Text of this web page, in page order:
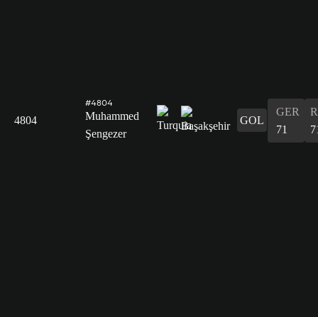
4804
#4804
Muhammed
Şengezer
GOL
GER
71